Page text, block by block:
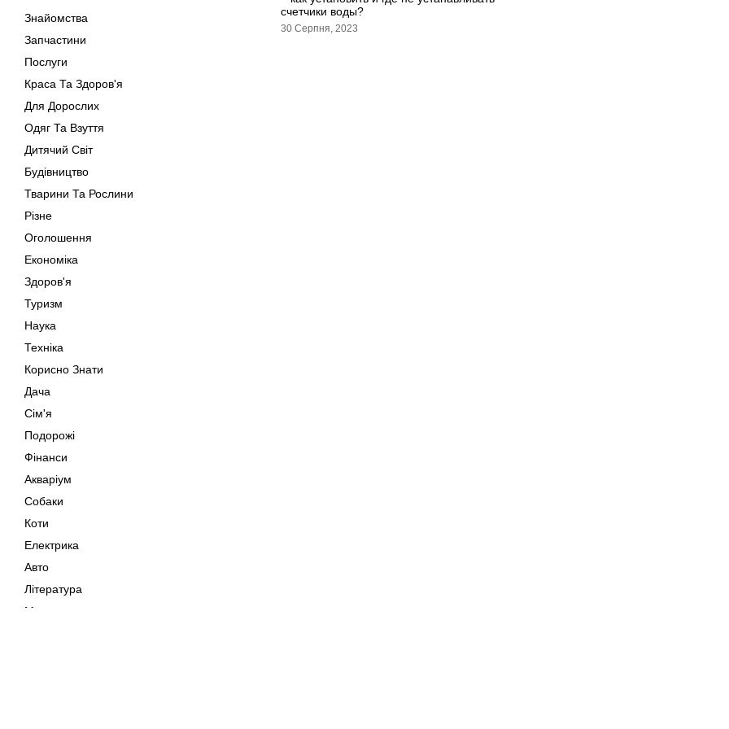
Знайомства
Запчастини
Послуги
Краса Та Здоров'я
Для Дорослих
Одяг Та Взуття
Дитячий Світ
Будівництво
Тварини Та Рослини
Різне
Оголошення
Економіка
Здоров'я
Туризм
Наука
Техніка
Корисно Знати
Дача
Сім'я
Подорожі
Фінанси
Акваріум
Собаки
Коти
Електрика
Авто
Література
Музика
счетчики воды?
30 Серпня, 2023